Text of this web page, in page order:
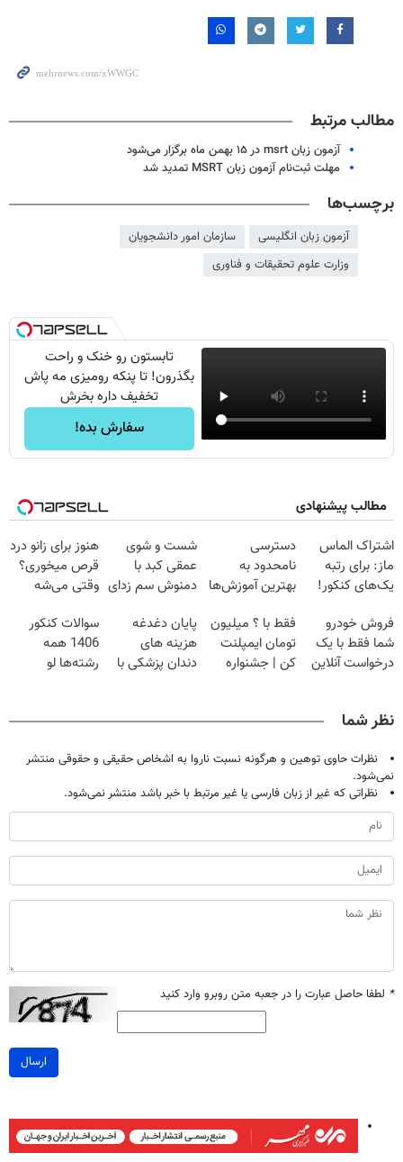
مطالب مرتبط
آزمون زبان msrt در ۱۵ بهمن ماه برگزار می‌شود
مهلت ثبت‌نام آزمون زبان MSRT تمدید شد
برچسب‌ها
آزمون زبان انگلیسی
سازمان امور دانشجویان
وزارت علوم تحقیقات و فناوری
تابستون رو خنک و راحت
بگذرون! تا پنکه رومیزی مه پاش
تخفیف داره بخرش
سفارش بده!
مطالب پیشنهادی
اشتراک الماس
ماز: برای رتبه
یک‌های کنکور!
دسترسی
نامحدود به
بهترین آموزش‌ها
شست و شوی
عمقی کبد با
دمنوش سم زدای
هنوز برای زانو درد
قرص میخوری؟
وقتی می‌شه
درمانش کرد؟؟؟؟
فروش خودرو
شما فقط با یک
درخواست آنلاین
فقط با ؟ میلیون
تومان ایمپلنت
کن | جشنواره
پایان دغدغه
هزینه های
دندان پزشکی با
سوالات کنکور
1406 همه
رشته‌ها لو
نظر شما
نظرات حاوی توهین و هرگونه نسبت ناروا به اشخاص حقیقی و حقوقی منتشر
نمی‌شود.
نظراتی که غیر از زبان فارسی یا غیر مرتبط با خبر باشد منتشر نمی‌شود.
* لطفا حاصل عبارت را در جعبه متن روبرو وارد کنید
ارسال